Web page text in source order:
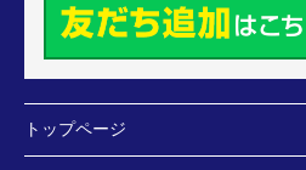
トップページ